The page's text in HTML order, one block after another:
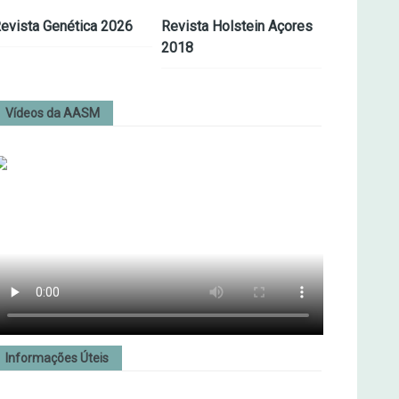
Genética 2026
Revista Holstein Açores
2018
Vídeos da AASM
Informações Úteis